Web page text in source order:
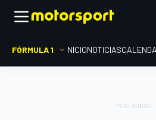
FÓRMULA 1 INICIONOTICIAS